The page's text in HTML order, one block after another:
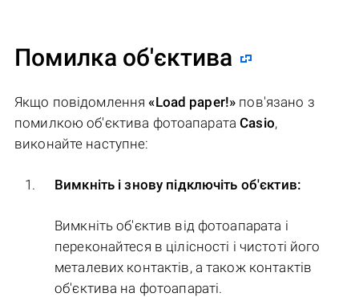
Помилка об'єктива
Якщо повідомлення«Load paper!» пов'язано з
помилкою об'єктива фотоапаратаCasio,
виконайте наступне:
Вимкніть і знову підключіть об'єктив:
Вимкніть об'єктив від фотоапарата і
переконайтеся в цілісності і чистоті його
металевих контактів, а також контактів
об'єктива на фотоапараті.